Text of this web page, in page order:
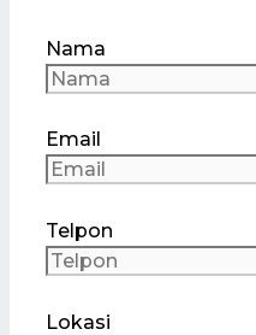
Nama
Email
Telpon
Lokasi